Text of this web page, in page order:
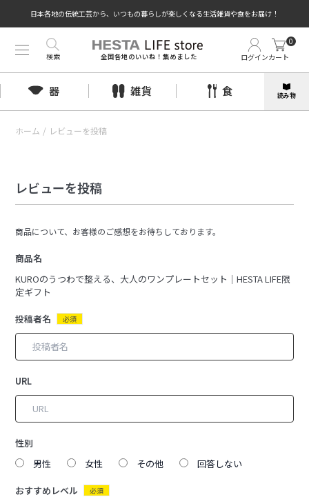
日本各地の伝統工芸から、いつもの暮らしが楽しくなる生活雑貨や食をお届け！
全国各地のいいね！集めました ログインカート
0
検索
器 雑貨 食 読み物
ホーム / レビューを投稿
レビューを投稿
商品について、お客様のご感想をお待ちしております。
商品名
KUROのうつわで整える、大人のワンプレートセット｜HESTA LIFE限
定ギフト
投稿者名 必須
URL
性別
男性
女性 その他 回答しない
おすすめレベル 必須